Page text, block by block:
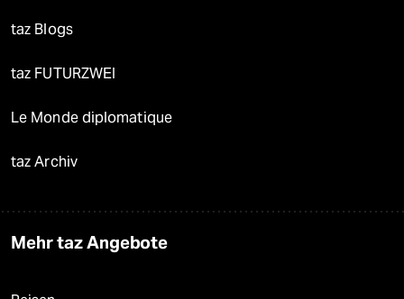
taz Blogs
taz FUTURZWEI
Le Monde diplomatique
taz Archiv
Mehr taz Angebote